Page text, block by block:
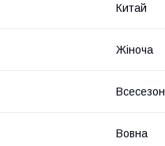
Китай
Жіноча
Вовна